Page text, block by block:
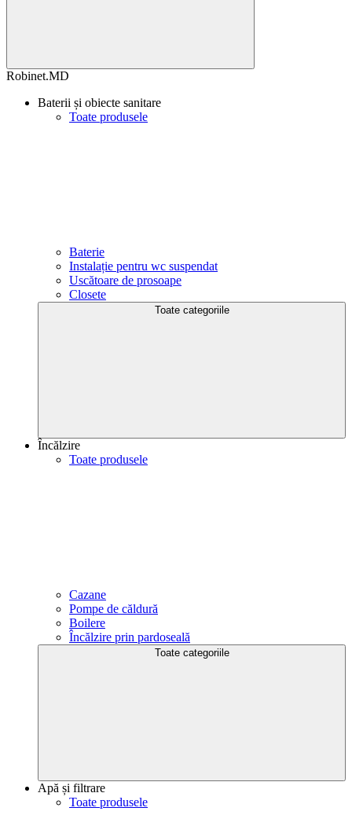
Robinet.MD
Baterii și obiecte sanitare
Toate produsele
Baterie
Instalație pentru wc suspendat
Uscătoare de prosoape
Closete
Toate categoriile
Încălzire
Toate produsele
Cazane
Pompe de căldură
Boilere
Încălzire prin pardoseală
Toate categoriile
Apă și filtrare
Toate produsele